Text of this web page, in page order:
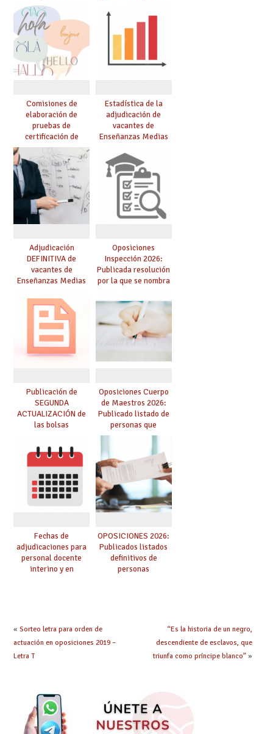
Comisiones de
elaboración de
pruebas de
certificación de
competencia
lingüística: publicada
resolución definitiva
Estadística de la
adjudicación de
vacantes de
Enseñanzas Medias
Adjudicación
DEFINITIVA de
vacantes de
Enseñanzas Medias
Oposiciones
Inspección 2026:
Publicada resolución
por la que se nombra
prácticas, se regulan
dichas prácticas y se
convoca acto público
de adjudicación
Publicación de
SEGUNDA
ACTUALIZACIÓN de
las bolsas
Cuerpo de Maestros
de especialidades
convocadas a
oposición
Oposiciones Cuerpo
de Maestros 2026:
Publicado listado de
personas que
adquieren nueva
especialidad
Fechas de
adjudicaciones para
personal docente
interino y en
OPOSICIONES 2026:
Publicados listados
definitivos de
personas
« Sorteo letra para orden de
actuación en oposiciones 2019 –
Letra T
“Es la historia de un negro,
descendiente de esclavos, que
triunfa como príncipe blanco”»